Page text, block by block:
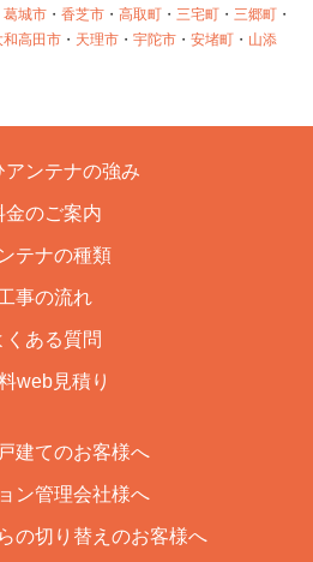
葛城市 ・ 香芝市 ・ 高取町 ・ 三宅町 ・ 三郷町 ・
和高田市 ・ 天理市 ・ 宇陀市 ・ 安堵町 ・ 山添
アンテナの強み
金のご案内
テナの種類
事の流れ
くある質問
web見積り
建てのお客様へ
ン管理会社様へ
の切り替えのお客様へ